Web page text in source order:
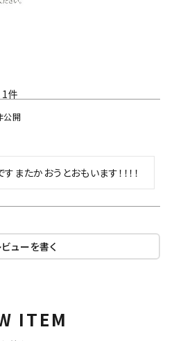
1
公開
またかおうとおもいます！！！！
ビューを書く
ITEM